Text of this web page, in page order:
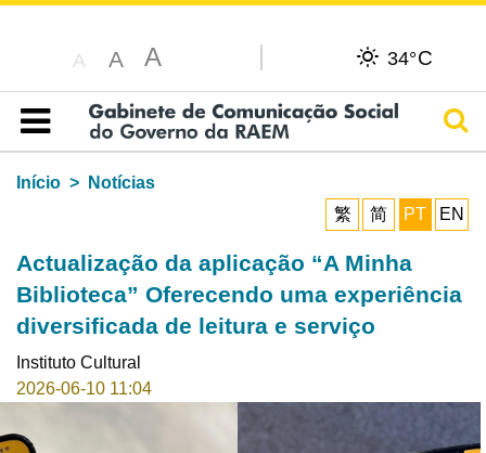
A A A 34°C
Índice
Início
Notícias
繁
简 PT EN
Actualização da aplicação “A Minha
Biblioteca” Oferecendo uma experiência
diversificada de leitura e serviço
Instituto Cultural
2026-06-10 11:04